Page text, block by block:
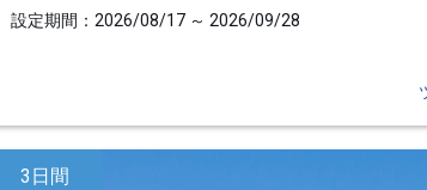
設定期間：2026/08/17 ～ 2026/09/28
3日間